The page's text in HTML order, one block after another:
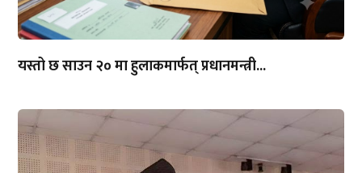
यस्तो छ साउन २० मा हुलाकमार्फत् प्रधानमन्त्री...